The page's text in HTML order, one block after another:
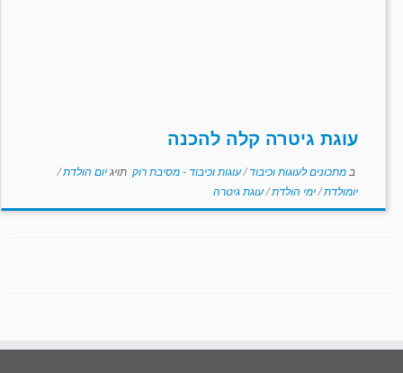
עוגת גיטרה קלה להכנה
ב מתכונים לעוגות וכיבוד/עוגות וכיבוד - מסיבת רוק תויגיום הולדת/
יומולדת/ימי הולדת/עוגת גיטרה